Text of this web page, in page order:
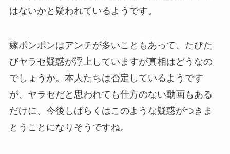
はないかと疑われているようです。
嫁ポンポンはアンチが多いこともあって、たびた
びヤラセ疑惑が浮上していますが真相はどうなの
でしょうか。本人たちは否定しているようです
が、ヤラセだと思われても仕方のない動画もある
だけに、今後しばらくはこのような疑惑がつきま
とうことになりそうですね。